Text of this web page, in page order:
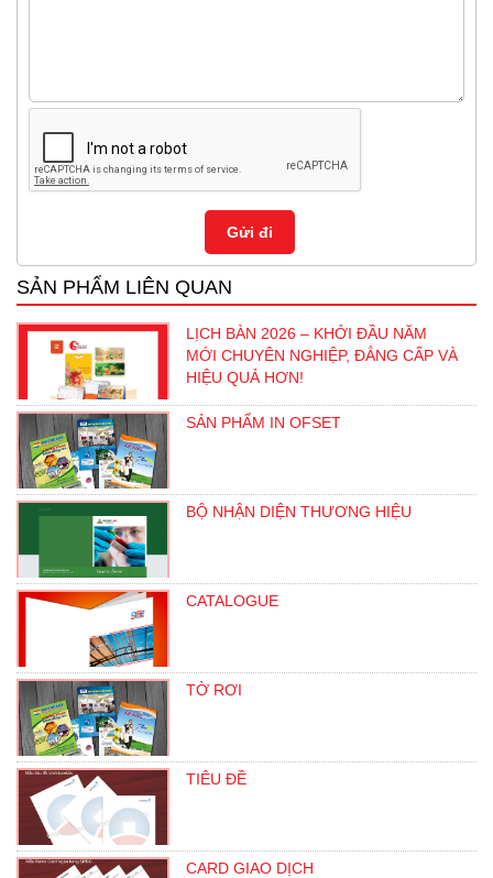
SẢN PHẨM LIÊN QUAN
LỊCH BÀN 2026 – KHỞI ĐẦU NĂM
MỚI CHUYÊN NGHIỆP, ĐẲNG CẤP VÀ
HIỆU QUẢ HƠN!
SẢN PHẨM IN OFSET
BỘ NHẬN DIỆN THƯƠNG HIỆU
CATALOGUE
TỜ RƠI
TIÊU ĐỀ
CARD GIAO DỊCH